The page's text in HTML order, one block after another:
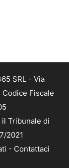
SRL - Via
Codice Fiscale
Tribunale di
2021
- Contattaci